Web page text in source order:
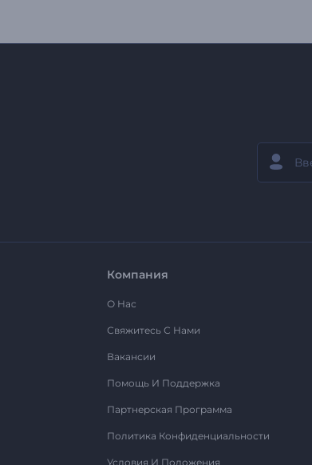
Компания
О Нас
Свяжитесь С Нами
Вакансии
Помощь И Поддержка
Партнерская Программа
Политика Конфиденциальности
Условия И Положения